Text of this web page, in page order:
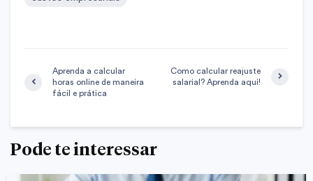
Aprenda a calcular
horas online de maneira
fácil e prática
Como calcular reajuste
salarial? Aprenda aqui!
Pode te interessar